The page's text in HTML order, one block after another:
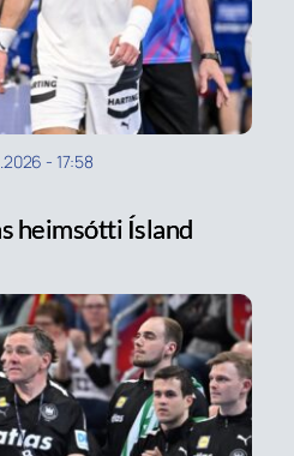
- 17:58
heimsótti Ísland